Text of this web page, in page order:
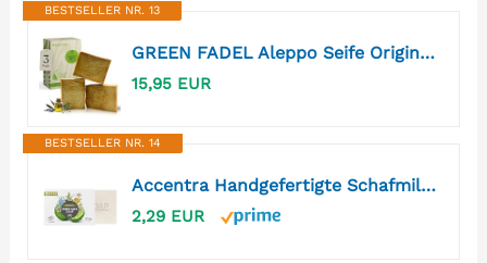
BESTSELLER NR. 13
GREEN FADEL Aleppo Seife Original, 100% Olivenöl, 3x ca. 200g
15,95 EUR
BESTSELLER NR. 14
Accentra Handgefertigte Schafmilchseife MY SOAP Bergamotte, 100 g Seifenstück mit Bergamotteduft, handgemachte feste Seife, Geschenk für Frauen und Männer zu Geburtstag, Muttertag und Vatertag
2,29 EUR